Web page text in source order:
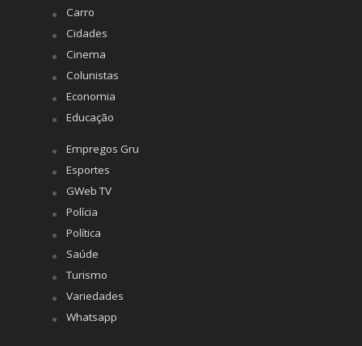
Carro
Cidades
Cinema
Colunistas
Economia
Educação
Empregos Gru
Esportes
GWeb TV
Polícia
Política
Saúde
Turismo
Variedades
Whatsapp